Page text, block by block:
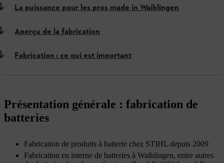
La puissance pour les pros made in Waiblingen
Aperçu de la fabrication
Fabrication : ce qui est important
Présentation générale : fabrication de
batteries
Fabrication de produits à batterie chez STIHL depuis 2009
Fabrication en interne de batteries à Waiblingen, entre autres